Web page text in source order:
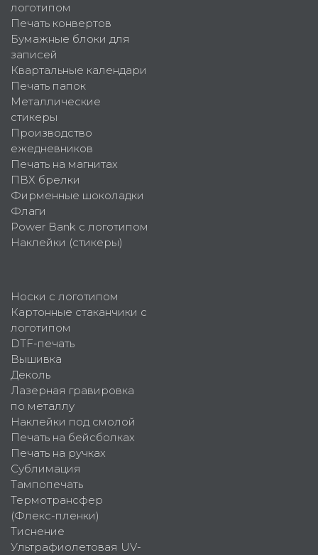
логотипом
Печать конвертов
Бумажные блоки для
записей
Квартальные календари
Печать папок
Металлические
стикеры
Производство
ежедневников
Печать на магнитах
ПВХ брелки
Фирменные шоколадки
Флаги
Power Bank с логотипом
Наклейки (стикеры)
Носки с логотипом
Картонные стаканчики с
логотипом
DTF-печать
Вышивка
Деколь
Лазерная гравировка
по металлу
Наклейки под смолой
Печать на бейсболках
Печать на ручках
Сублимация
Тампопечать
Термотрансфер
(Флекс-пленки)
Тиснение
Ультрафиолетовая UV-